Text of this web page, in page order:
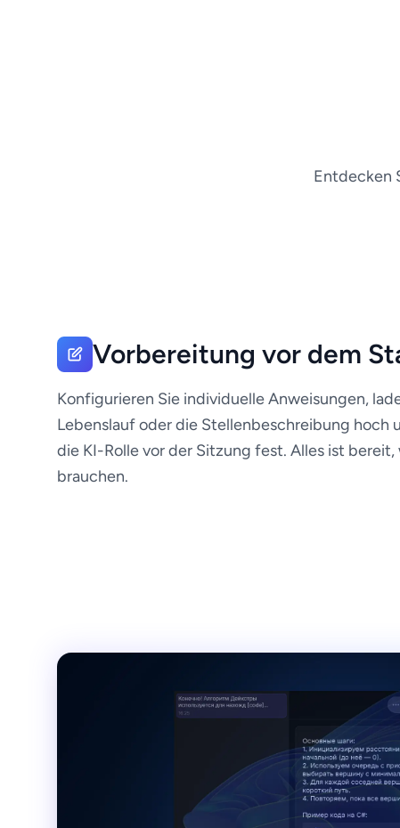
Entdecken
Vorbereitung vor dem
Konfigurieren Sie individuelle Anweisungen,
Lebenslauf oder die Stellenbeschreibung hoch
die KI-Rolle vor der Sitzung fest. Alles ist bereit,
brauchen.